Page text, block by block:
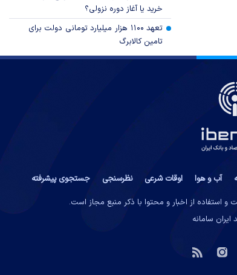
خرید یا آغاز دوره نزولی؟
تعهد ۱۱۰۰ هزار میلیارد تومانی دولت برای
تامین کالابرگ
آب و هوا اوقات شرعی نظرسنجی
جستجوی پیشرفته
و استفاده از اخبار و محتوا با ذکر منبع مجاز است.
ایران سامانه